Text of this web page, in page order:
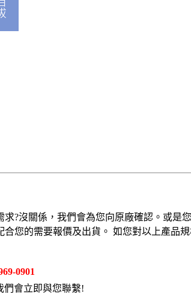
?沒關係，我們會為您向原廠確認。或是
您的需要報價及出貨。 如您對以上產品
0901
們會立即與您聯繫!